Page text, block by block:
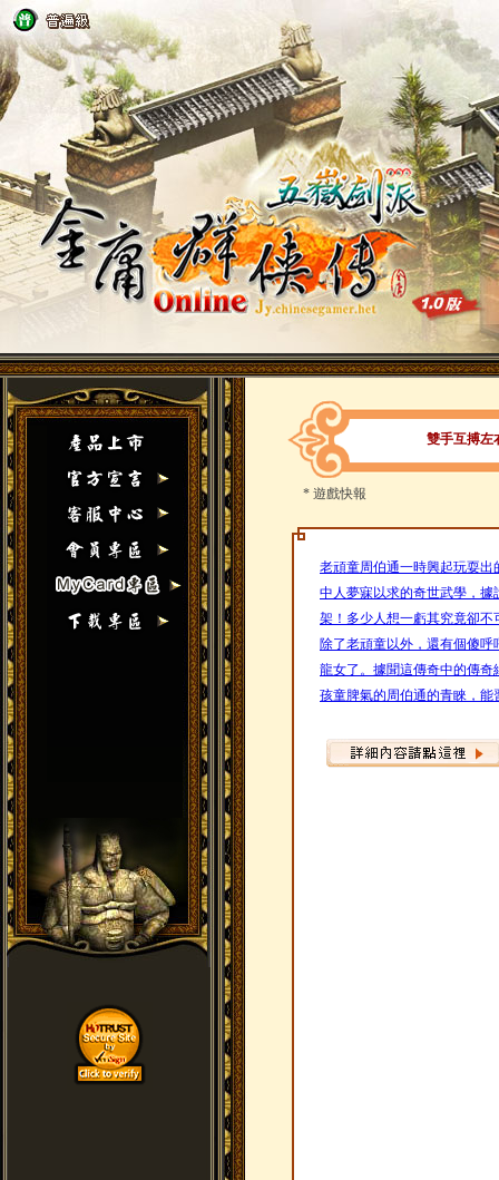
雙手互搏左
* 遊戲快報
老頑童周伯通一時興起玩耍
中人夢寐以求的奇世武學，
架！多少人想一虧其究竟卻
除了老頑童以外，還有個傻
龍女了。據聞這傳奇中的傳
孩童脾氣的周伯通的青睞，能